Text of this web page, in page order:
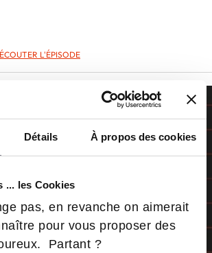
Détails À propos des cookies
... les Cookies
pas, en revanche on aimerait
pour vous proposer des
Partant ?
ÉCOUTER L'ÉPISODE